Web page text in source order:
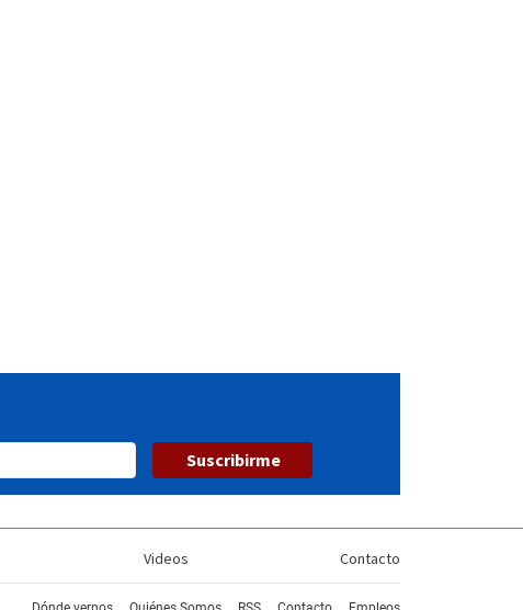
Suscribirme
Videos Contacto